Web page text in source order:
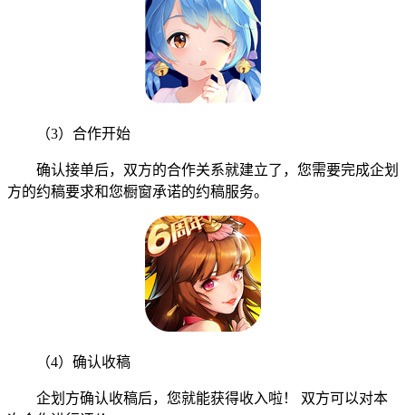
（3）合作开始
确认接单后，双方的合作关系就建立了，您需要完成企划
方的约稿要求和您橱窗承诺的约稿服务。
（4）确认收稿
企划方确认收稿后，您就能获得收入啦！ 双方可以对本